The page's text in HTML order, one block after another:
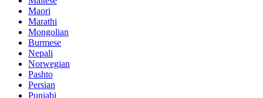
Maori
Marathi
Mongolian
Burmese
Nepali
Norwegian
Pashto
Persian
Punjabi